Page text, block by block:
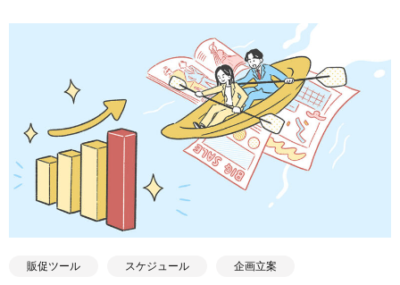
販促ツール スケジュール 企画立案